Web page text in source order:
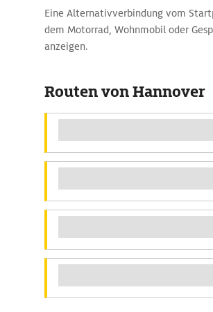
Eine Alternativverbindung vom
dem Motorrad, Wohnmobil oder
anzeigen.
Routen von Hannover